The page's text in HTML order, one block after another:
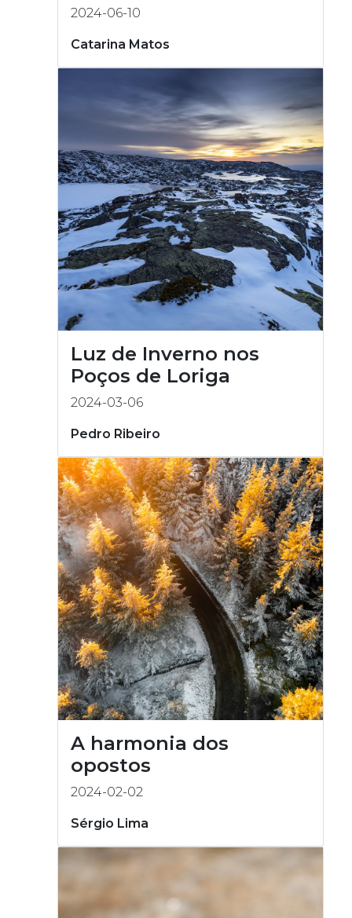
2024-06-10
Catarina Matos
Luz de Inverno nos
Poços de Loriga
2024-03-06
Pedro Ribeiro
A harmonia dos
opostos
2024-02-02
Sérgio Lima